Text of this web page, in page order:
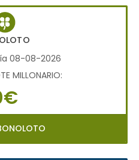
08-08-2026
MILLONARIO: